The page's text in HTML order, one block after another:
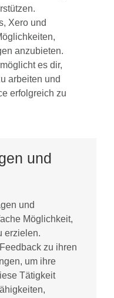
Xero und
anzubieten.
es dir,
arbeiten und
erfolgreich zu
und
und
Möglichkeit,
erzielen.
zu ihren
um ihre
Tätigkeit